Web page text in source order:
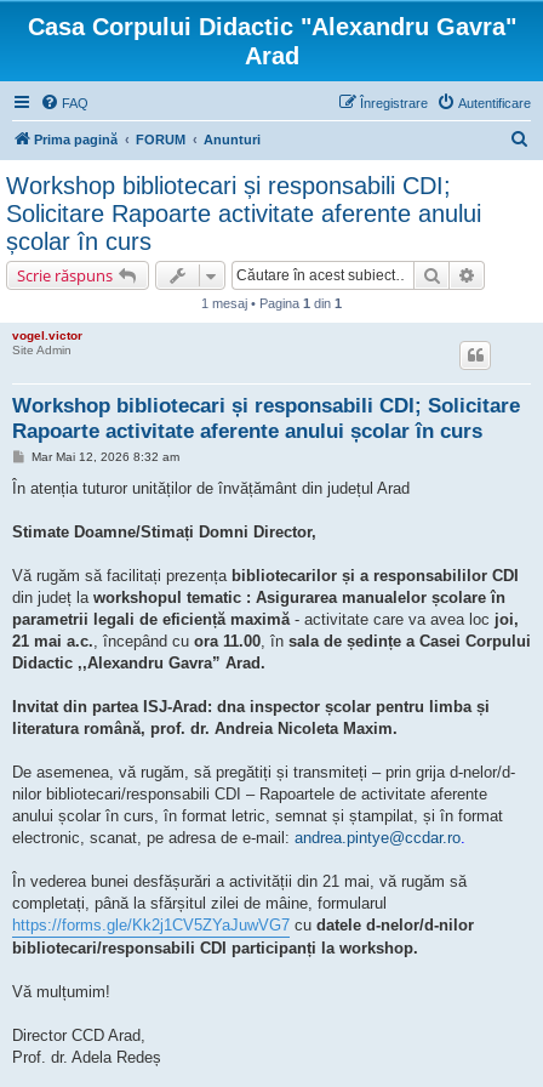
Casa Corpului Didactic "Alexandru Gavra"
Arad
FAQ Autentificare
Înregistrare
Prima pagină FORUM Anunturi
Workshop bibliotecari și responsabili CDI;
Solicitare Rapoarte activitate aferente anului
școlar în curs
Scrie răspuns Căutare
1 mesaj • Pagina 1 din 1
vogel.victor
Site Admin
Workshop bibliotecari și responsabili CDI; Solicitare
Rapoarte activitate aferente anului școlar în curs
M
s
Mar Mai 12, 2026 8:32 am
În atenția tuturor unităților de învățământ din județul Arad
Stimate Doamne/Stimați Domni Director,
Vă rugăm să facilitați prezența bibliotecarilor și a responsabililor CDI
din județ la workshopul tematic : Asigurarea manualelor școlare în
parametrii legali de eficiență maximă- activitate care va avea loc joi,
21 mai a.c., începând cu ora 11.00, în sala de ședințe a Casei Corpului
Didactic ,,Alexandru Gavra” Arad.
Invitat din partea ISJ-Arad: dna inspector școlar pentru limba și
literatura română, prof. dr. Andreia Nicoleta Maxim.
De asemenea, vă rugăm, să pregătiți și transmiteți – prin grija d-nelor/d-
nilor bibliotecari/responsabili CDI – Rapoartele de activitate aferente
anului școlar în curs, în format letric, semnat și ștampilat, și în format
electronic, scanat, pe adresa de e-mail: andrea.pintye@ccdar.ro.
În vederea bunei desfășurări a activității din 21 mai, vă rugăm să
completați, până la sfărșitul zilei de mâine, formularul
https://forms.gle/Kk2j1CV5ZYaJuwVG7 cu datele d-nelor/d-nilor
bibliotecari/responsabili CDI participanți la workshop.
Vă mulțumim!
Director CCD Arad,
Prof. dr. Adela Redeș